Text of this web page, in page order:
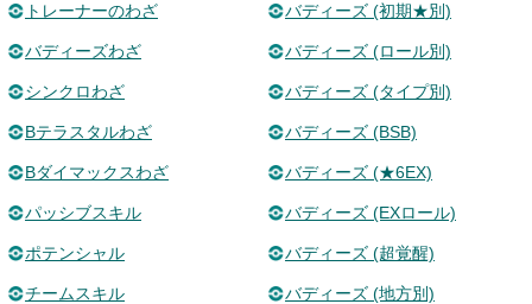
トレーナーのわざ
バディーズわざ
シンクロわざ
Bテラスタルわざ
Bダイマックスわざ
パッシブスキル
ポテンシャル
チームスキル
バディーズ (初期★別)
バディーズ (ロール別)
バディーズ (タイプ別)
バディーズ (BSB)
バディーズ (★6EX)
バディーズ (EXロール)
バディーズ (超覚醒)
バディーズ (地方別)